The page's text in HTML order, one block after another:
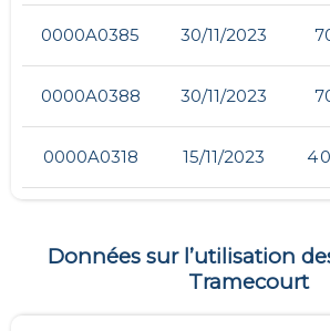
0000A0385 30/11/2023
0000A0388 30/11/2023
0000A0318 15/11/2023 4
Données sur l’utilisation
Tramecourt